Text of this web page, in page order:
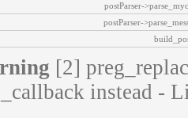
postParser-
postParser-
[2]
instead -